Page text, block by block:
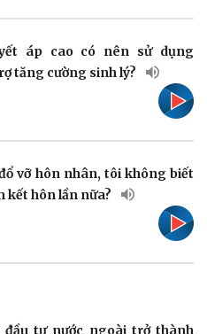
Vũ khí
Phân tích
Ô tô - Xe máy
Ô tô
áp cao có nên sử dụng
tăng cường sinh lý?
vỡ hôn nhân, tôi không biết
kết hôn lần nữa?
tư nước ngoài trở thành